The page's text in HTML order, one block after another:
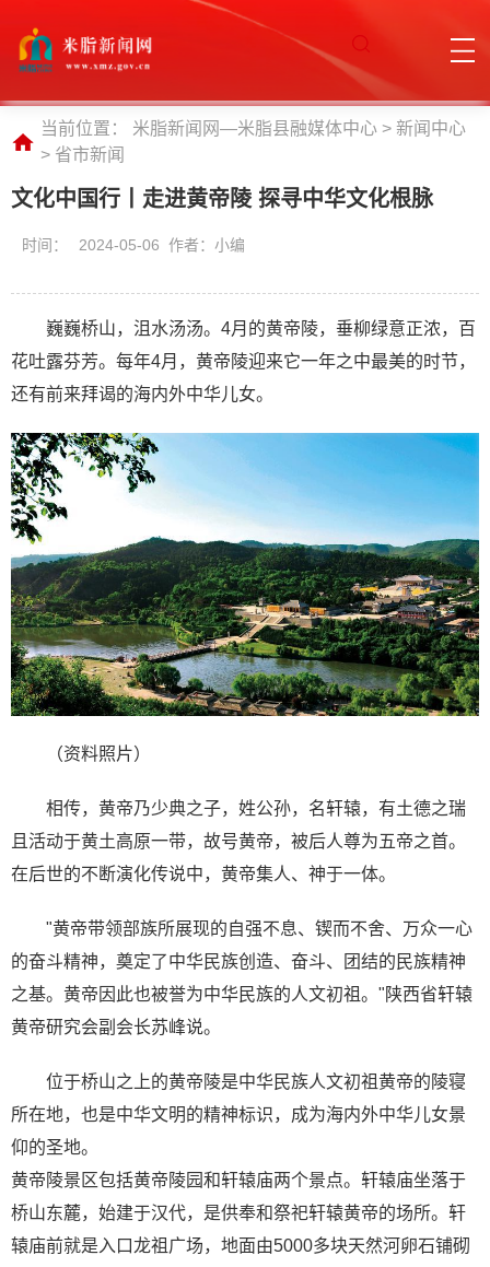
当前位置： 米脂新闻网—米脂县融媒体中心 > 新闻中心
> 省市新闻
文化中国行丨走进黄帝陵 探寻中华文化根脉
时间： 2024-05-06 作者：小编
巍巍桥山，沮水汤汤。4月的黄帝陵，垂柳绿意正浓，百
花吐露芬芳。每年4月，黄帝陵迎来它一年之中最美的时节，
还有前来拜谒的海内外中华儿女。
（资料照片）
相传，黄帝乃少典之子，姓公孙，名轩辕，有土德之瑞
且活动于黄土高原一带，故号黄帝，被后人尊为五帝之首。
在后世的不断演化传说中，黄帝集人、神于一体。
"黄帝带领部族所展现的自强不息、锲而不舍、万众一心
的奋斗精神，奠定了中华民族创造、奋斗、团结的民族精神
之基。黄帝因此也被誉为中华民族的人文初祖。"陕西省轩辕
黄帝研究会副会长苏峰说。
位于桥山之上的黄帝陵是中华民族人文初祖黄帝的陵寝
所在地，也是中华文明的精神标识，成为海内外中华儿女景
仰的圣地。
黄帝陵景区包括黄帝陵园和轩辕庙两个景点。轩辕庙坐落于
桥山东麓，始建于汉代，是供奉和祭祀轩辕黄帝的场所。轩
辕庙前就是入口龙祖广场，地面由5000多块天然河卵石铺砌